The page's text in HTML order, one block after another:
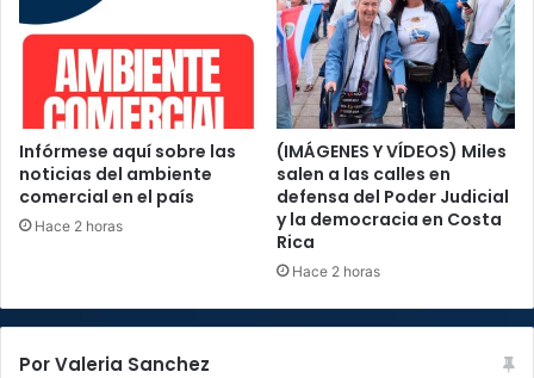
Infórmese aquí sobre las
noticias del ambiente
comercial en el país
Hace 2 horas
(IMÁGENES Y VÍDEOS) Miles
salen a las calles en
defensa del Poder Judicial
y la democracia en Costa
Rica
Hace 2 horas
Por Valeria Sanchez